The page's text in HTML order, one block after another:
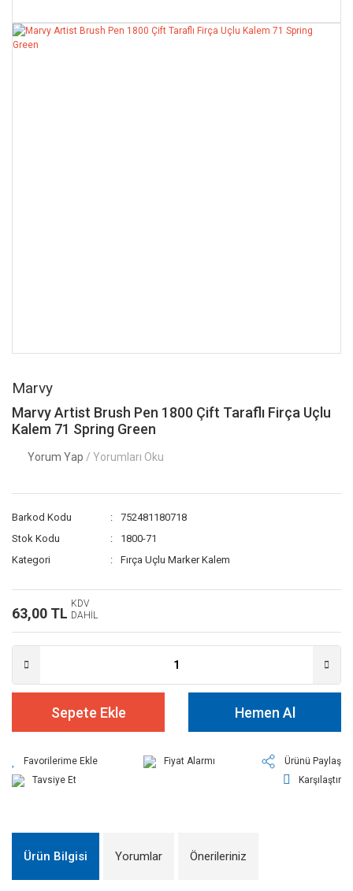
Marvy
Marvy Artist Brush Pen 1800 Çift Taraflı Firça Uçlu
Kalem 71 Spring Green
Yorum Yap / Yorumları Oku
Barkod Kodu
752481180718
Stok Kodu
1800-71
Kategori
Fırça Uçlu Marker Kalem
63,00 TL
KDV
DAHİL
Sepete Ekle Hemen Al
Fiyat Alarmı
Ürünü Paylaş
Tavsiye Et
Karşılaştır
Ürün Bilgisi Yorumlar Önerileriniz